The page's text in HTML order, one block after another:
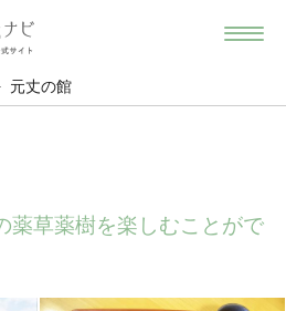
元丈の館
薬草薬樹を楽しむことがで